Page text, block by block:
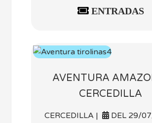
ENTRADAS
AVENTURA
CERCEDILLA
CERCEDILLA |
DEL 29/